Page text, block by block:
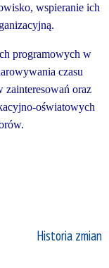
wspieranie ich
programowych w
czasu
oraz
oświatowych
Historia zmian